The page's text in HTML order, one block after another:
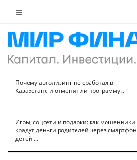
Почему автолизинг не сработал в
Казахстане и отменят ли программу...
Игры, соцсети и подарки: как мошенники
крадут деньги родителей через
детей ...